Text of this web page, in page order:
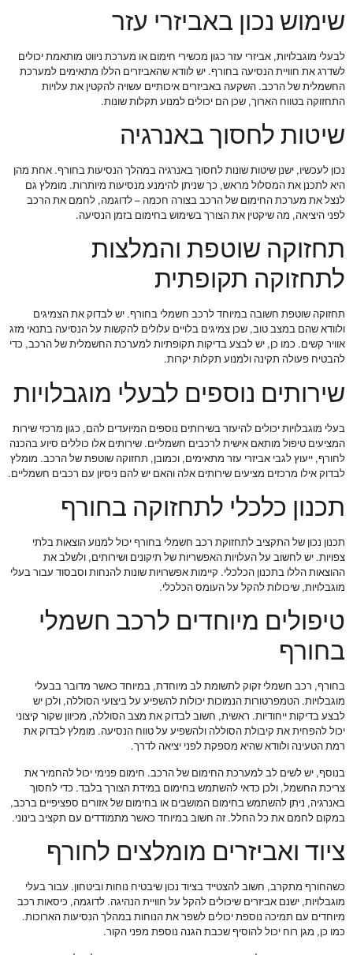
שימוש נכון באביזרי עזר
לבעלי מוגבלויות, אביזרי עזר כגון מכשירי חימום או מערכת ניווט מותאמת יכולים
לשדרג את חוויית הנסיעה בחורף. יש לוודא שהאביזרים הללו מתאימים למערכת
החשמלית של הרכב. השקעה באביזרים איכותיים עשויה להקטין את עלויות
התחזוקה בטווח הארוך, שכן הם יכולים למנוע תקלות שונות.
שיטות לחסוך באנרגיה
נכון לעכשיו, ישנן שיטות שונות לחסוך באנרגיה במהלך הנסיעות בחורף. אחת מהן
היא לתכנן את המסלול מראש, כך שניתן להימנע מנסיעות מיותרות. מומלץ גם
לנצל את מערכת החימום של הרכב בצורה חכמה – לדוגמה, לחמם את הרכב
לפני היציאה, מה שיקטין את הצורך בשימוש בחימום בזמן הנסיעה.
תחזוקה שוטפת והמלצות
לתחזוקה תקופתית
תחזוקה שוטפת חשובה במיוחד לרכב חשמלי בחורף. יש לבדוק את הצמיגים
ולוודא שהם במצב טוב, שכן צמיגים בלויים עלולים להקשות על הנסיעה בתנאי מזג
אוויר קשים. כמו כן, יש לבצע בדיקות תקופתיות למערכת החשמלית של הרכב, כדי
להבטיח פעולה תקינה ולמנוע תקלות יקרות.
שירותים נוספים לבעלי מוגבלויות
בעלי מוגבלויות יכולים להיעזר בשירותים נוספים המיועדים להם, כגון מרכזי שירות
המציעים טיפול מותאם אישית לרכבים חשמליים. שירותים אלו כוללים סיוע בהכנה
לחורף, ייעוץ לגבי אביזרי עזר מתאימים, וכמובן, תחזוקה שוטפת של הרכב. מומלץ
לבדוק אילו מרכזים מציעים שירותים אלה והאם יש להם ניסיון עם רכבים חשמליים.
תכנון כלכלי לתחזוקה בחורף
תכנון נכון של התקציב לתחזוקת רכב חשמלי בחורף יכול למנוע הוצאות בלתי
צפויות. יש לחשוב על העלויות האפשריות של תיקונים ושירותים, ולשלב את
ההוצאות הללו בתכנון הכלכלי. קיימות אפשרויות שונות להנחות וסבסוד עבור בעלי
מוגבלויות, שיכולות להקל על העומס הכלכלי.
טיפולים מיוחדים לרכב חשמלי
בחורף
בחורף, רכב חשמלי זקוק לתשומת לב מיוחדת, במיוחד כאשר מדובר בבעלי
מוגבלויות. הטמפרטורות הנמוכות יכולות להשפיע על ביצועי הסוללה, ולכן יש
לבצע בדיקות ייחודיות. ראשית, חשוב לבדוק את מצב הסוללה, מכיוון שקור קיצוני
יכול להפחית את קיבולת הסוללה ולהשפיע על טווח הנסיעה. מומלץ לבדוק את
רמת הטעינה ולוודא שהיא מספקת לפני יציאה לדרך.
בנוסף, יש לשים לב למערכת החימום של הרכב. חימום פנימי יכול להחמיר את
צריכת החשמל, ולכן כדאי להשתמש בחימום במידת הצורך בלבד. כדי לחסוך
באנרגיה, ניתן להשתמש בחימום המושבים או בחימום של אזורים ספציפיים ברכב,
במקום לחמם את כל החלל. זה חשוב במיוחד כאשר מתמודדים עם תקציב בינוני.
ציוד ואביזרים מומלצים לחורף
כשהחורף מתקרב, חשוב להצטייד בציוד נכון שיבטיח נוחות וביטחון. עבור בעלי
מוגבלויות, ישנם אביזרים שיכולים להקל על חוויית הנהיגה. לדוגמה, כיסאות רכב
מיוחדים עם תמיכה נוספת יכולים לשפר את הנוחות במהלך הנסיעות הארוכות.
כמו כן, מגן רוח יכול להוסיף שכבת הגנה נוספת מפני הקור.